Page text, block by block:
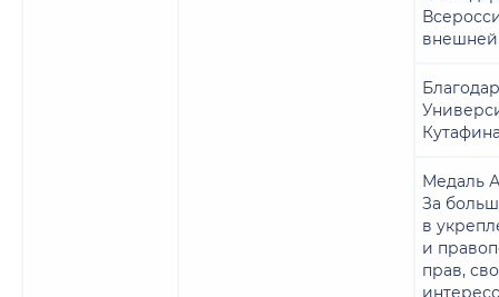
внешней
Медаль
За
в
и
прав,